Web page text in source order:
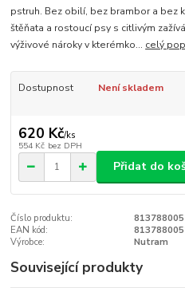
pstruh. Bez obilí, bez brambor a bez
štěňata a rostoucí psy s citlivým
výživové nároky v kterémko... celý
Dostupnost Není skladem
620 Kč/ks
554 Kč bez DPH
Přidat do
Číslo produktu:
EAN kód:
Výrobce:
Nutram
Související produkty